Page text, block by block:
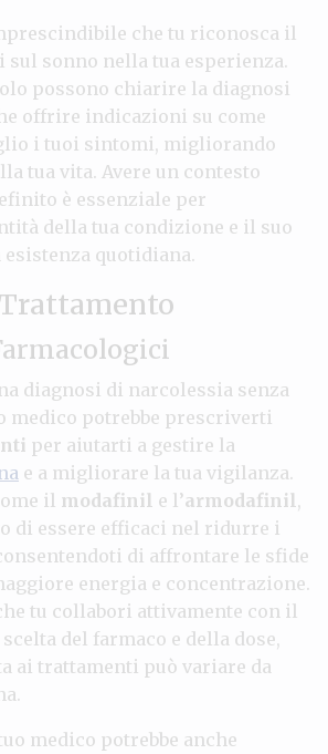
che tu riconosca il
sul sonno nella tua esperienza.
possono chiarire la diagnosi
offrire indicazioni su come
i tuoi sintomi, migliorando
tua vita. Avere un contesto
è essenziale per
della tua condizione e il suo
quotidiana.
diagnosi di narcolessia senza
medico potrebbe prescriverti
per aiutarti a gestire la
e a migliorare la tua vigilanza.
il modafinil e l’armodafinil ,
di essere efficaci nel ridurre i
di affrontare le sfide
energia e concentrazione.
tu collabori attivamente con il
del farmaco e della dose,
ai trattamenti può variare da
medico potrebbe anche